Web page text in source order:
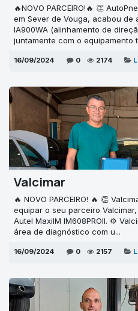
🔥NOVO PARCEIRO!🔥 👏
em Sever de Vouga, acabou de
IA900WA (alinhamento de
juntamente com o equipamento
16/09/2024 0 2174
Valcimar
🔥 NOVO PARCEIRO! 🔥 👏
equipar o seu parceiro
Autel MaxiIM IM608PROII. ⚙
área de diagnóstico com u...
16/09/2024 0 2157